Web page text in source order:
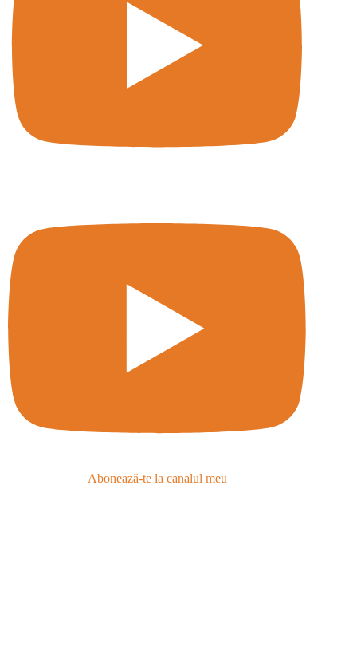
Abonează-te la canalul meu